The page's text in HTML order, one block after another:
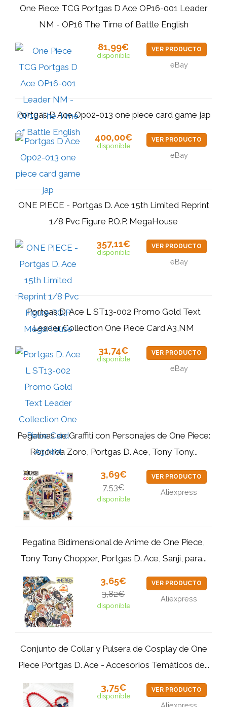
One Piece TCG Portgas D Ace OP16-001 Leader
NM - OP16 The Time of Battle English
81,99€
disponible
VER PRODUCTO
eBay
Portgas D Ace Op02-013 one piece card game jap
400,00€
disponible
VER PRODUCTO
eBay
ONE PIECE - Portgas D. Ace 15th Limited Reprint
1/8 Pvc Figure P.O.P. MegaHouse
357,11€
disponible
VER PRODUCTO
eBay
Portgas D. Ace L ST13-002 Promo Gold Text
Leader Collection One Piece Card A3,NM
31,74€
disponible
VER PRODUCTO
eBay
Pegatinas de Graffiti con Personajes de One Piece:
Roronoa Zoro, Portgas D. Ace, Tony Tony...
3,69€
7,53€
disponible
VER PRODUCTO
Aliexpress
Pegatina Bidimensional de Anime de One Piece,
Tony Tony Chopper, Portgas D. Ace, Sanji, para...
3,65€
3,82€
disponible
VER PRODUCTO
Aliexpress
Conjunto de Collar y Pulsera de Cosplay de One
Piece Portgas D. Ace - Accesorios Temáticos de...
3,75€
disponible
VER PRODUCTO
Aliexpress